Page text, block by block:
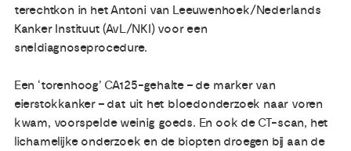
terechtkon in het Antoni van Leeuwenhoek/Nederlands
Kanker Instituut (AvL/NKI) voor een
sneldiagnoseprocedure.
Een ‘torenhoog’ CA125-gehalte – de marker van
eierstokkanker – dat uit het bloedonderzoek naar voren
kwam, voorspelde weinig goeds. En ook de CT-scan, het
lichamelijke onderzoek en de biopten droegen bij aan de